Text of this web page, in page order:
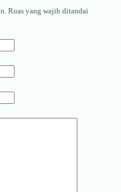
Ruas yang wajib ditandai